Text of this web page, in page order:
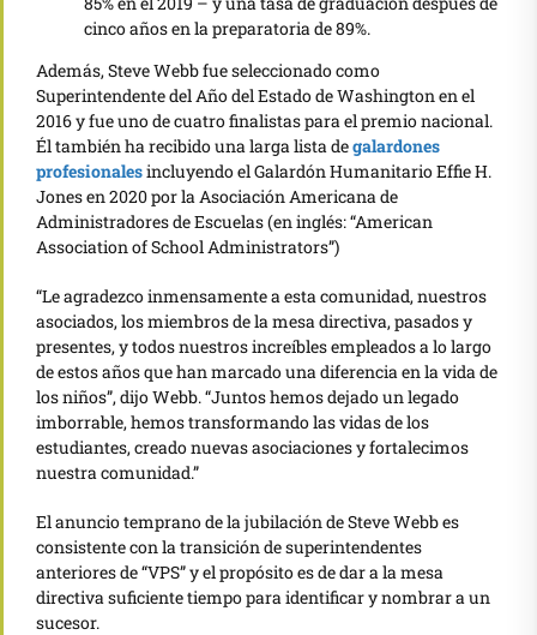
cinco años en la preparatoria de 89%.
Además, Steve Webb fue seleccionado como
Superintendente del Año del Estado de Washington en el
2016 y fue uno de cuatro finalistas para el premio nacional.
Él también ha recibido una larga lista degalardones
profesionalesincluyendo el Galardón Humanitario Effie H.
Jones en 2020 por la Asociación Americana de
Administradores de Escuelas (en inglés: “American
Association of School Administrators”)
“Le agradezco inmensamente a esta comunidad, nuestros
asociados, los miembros de la mesa directiva, pasados y
presentes, y todos nuestros increíbles empleados a lo largo
de estos años que han marcado una diferencia en la vida de
los niños”, dijo Webb. “Juntos hemos dejado un legado
imborrable, hemos transformando las vidas de los
estudiantes, creado nuevas asociaciones y fortalecimos
nuestra comunidad.”
El anuncio temprano de la jubilación de Steve Webb es
consistente con la transición de superintendentes
anteriores de “VPS” y el propósito es de dar a la mesa
directiva suficiente tiempo para identificar y nombrar a un
sucesor.